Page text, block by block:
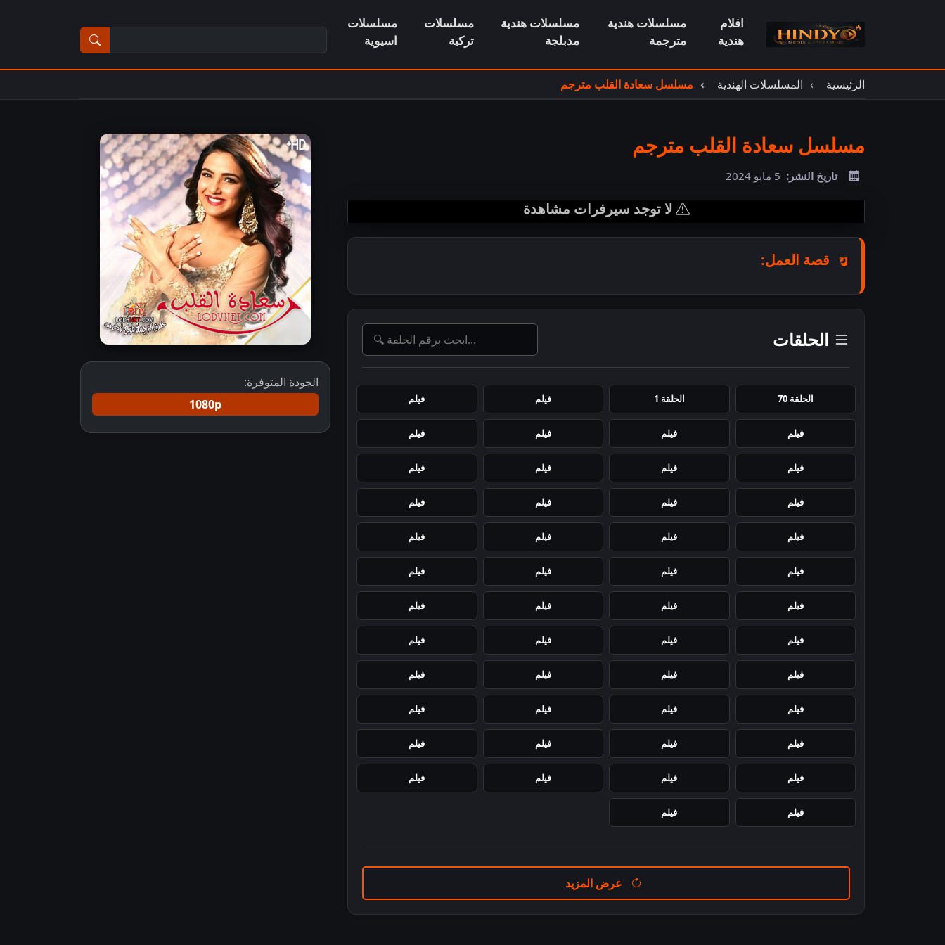
افلام
هندية
مسلسلات هندية
مترجمة
مسلسلات هندية
مدبلجة
مسلسلات
تركية
مسلسلات
اسيوية
الرئيسية المسلسلات الهندية مسلسل سعادة القلب مترجم
مسلسل سعادة القلب مترجم
تاريخ النشر: 5 مايو 2024
لا توجد سيرفرات مشاهدة
قصة العمل:
الحلقات
الحلقة 70 الحلقة 1 فيلم فيلم
فيلم فيلم فيلم فيلم
فيلم فيلم فيلم فيلم
فيلم فيلم فيلم فيلم
فيلم فيلم فيلم فيلم
فيلم فيلم فيلم فيلم
فيلم فيلم فيلم فيلم
فيلم فيلم فيلم فيلم
فيلم فيلم فيلم فيلم
فيلم فيلم فيلم فيلم
فيلم فيلم فيلم فيلم
فيلم فيلم فيلم فيلم
فيلم فيلم
عرض المزيد
الجودة المتوفرة:
1080p